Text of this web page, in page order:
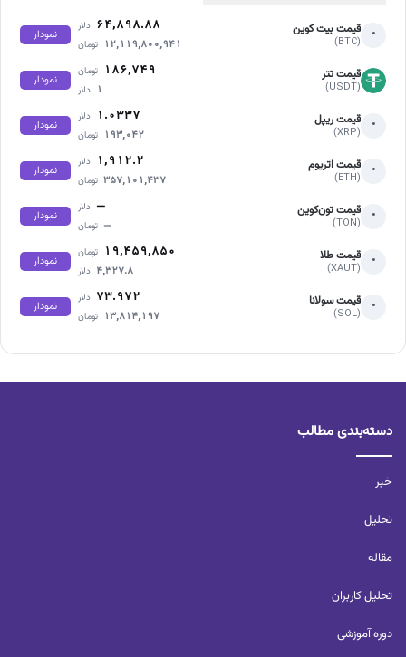
• قیمت بیت کوین
(BTC)
۶۴,۸۹۸.۸۸ دلار
۱۲,۱۱۹,۸۰۰,۹۴۱ تومان
نمودار
قیمت تتر
(USDT)
۱۸۶,۷۴۹ تومان
۱ دلار
نمودار
• قیمت ریپل
(XRP)
۱.۰۳۳۷ دلار
۱۹۳,۰۴۲ تومان
نمودار
• قیمت اتریوم
(ETH)
۱,۹۱۲.۲ دلار
۳۵۷,۱۰۱,۴۳۷ تومان
نمودار
• قیمت تون‌کوین
(TON)
— دلار
— تومان
نمودار
• قیمت طلا
(XAUT)
۱۹,۴۵۹,۸۵۰ تومان
۴,۳۲۷.۸ دلار
نمودار
• قیمت سولانا
(SOL)
۷۳.۹۷۲ دلار
۱۳,۸۱۴,۱۹۷ تومان
نمودار
دسته‌بندی مطالب
خبر
تحلیل‌
مقاله
تحلیل کاربران‌
دوره آموزشی